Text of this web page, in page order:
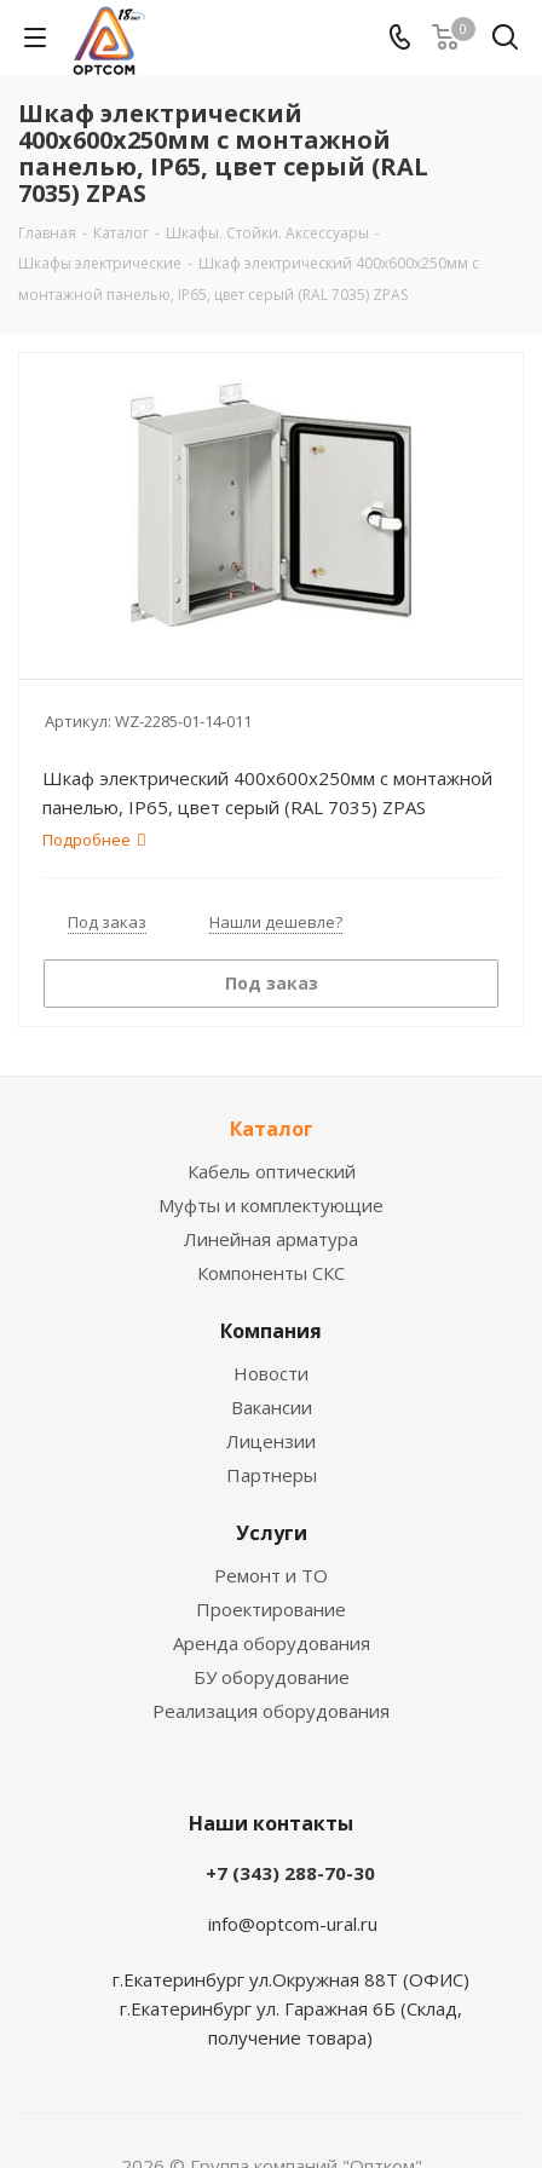
0
Шкаф электрический
400х600х250мм c монтажной
панелью, IP65, цвет серый (RAL
7035) ZPAS
Главная - Каталог - Шкафы. Стойки. Аксесcуары -
Шкафы электрические - Шкаф электрический 400х600х250мм c
монтажной панелью, IP65, цвет серый (RAL 7035) ZPAS
Артикул: WZ-2285-01-14-011
Шкаф электрический 400х600х250мм c монтажной
панелью, IP65, цвет серый (RAL 7035) ZPAS
Подробнее
Под заказ Нашли дешевле?
Под заказ
Каталог
Кабель оптический
Муфты и комплектующие
Линейная арматура
Компоненты СКС
Компания
Новости
Вакансии
Лицензии
Партнеры
Услуги
Ремонт и ТО
Проектирование
Аренда оборудования
БУ оборудование
Реализация оборудования
Наши контакты
+7 (343) 288-70-30
info@optcom-ural.ru
г.Екатеринбург ул.Окружная 88Т (ОФИС)
г.Екатеринбург ул. Гаражная 6Б (Склад,
получение товара)